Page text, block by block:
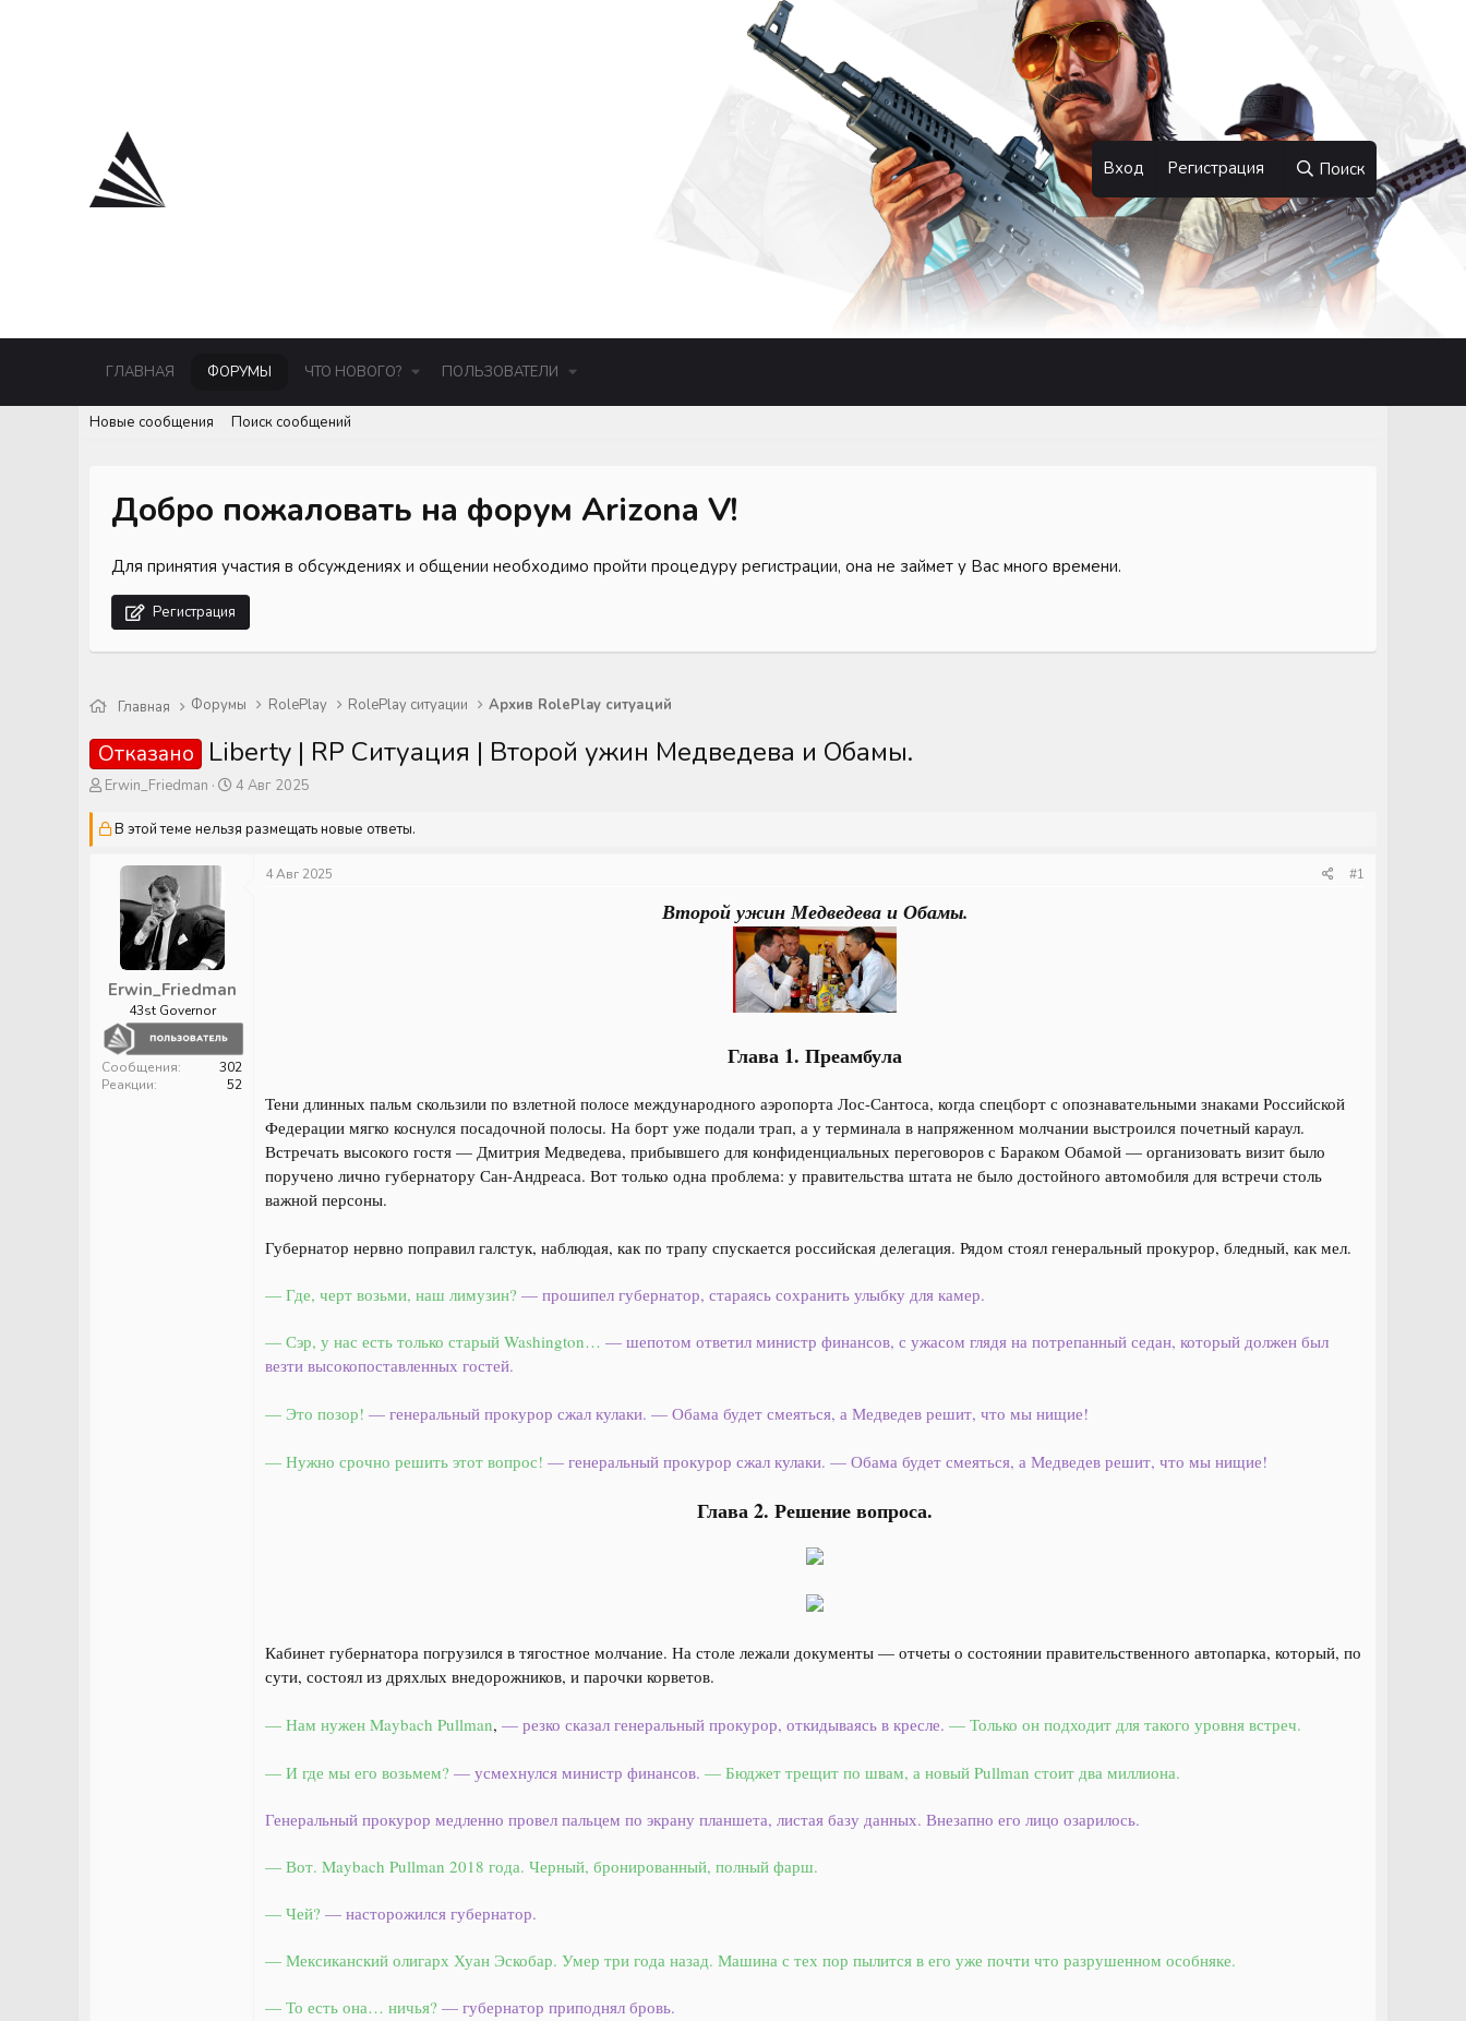
Вход Регистрация Поиск
ГЛАВНАЯ ФОРУМЫ ЧТО НОВОГО? ПОЛЬЗОВАТЕЛИ
Новые сообщения Поиск сообщений
Добро пожаловать на форум Arizona V!
Для принятия участия в обсуждениях и общении необходимо пройти процедуру регистрации, она не займет у Вас много времени.
Регистрация
Главная Форумы RolePlay RolePlay ситуации Архив RolePlay ситуаций
Отказано Liberty | RP Ситуация | Второй ужин Медведева и Обамы.
А
т
Erwin_Friedman
Д
т
4 Авг 2025
В этой теме нельзя размещать новые ответы.
Erwin_Friedman
43st Governor
Сообщения
302
Реакции
52
4 Авг 2025 #1
Второй ужин Медведева и Обамы.
Глава 1. Преамбула
Тени длинных пальм скользили по взлетной полосе международного аэропорта Лос-Сантоса, когда спецборт с опознавательными знаками Российской
Федерации мягко коснулся посадочной полосы. На борт уже подали трап, а у терминала в напряженном молчании выстроился почетный караул.
Встречать высокого гостя — Дмитрия Медведева, прибывшего для конфиденциальных переговоров с Бараком Обамой — организовать визит было
поручено лично губернатору Сан-Андреаса. Вот только одна проблема: у правительства штата не было достойного автомобиля для встречи столь
важной персоны.
Губернатор нервно поправил галстук, наблюдая, как по трапу спускается российская делегация. Рядом стоял генеральный прокурор, бледный, как мел.
— Где, черт возьми, наш лимузин? — прошипел губернатор, стараясь сохранить улыбку для камер.
— Сэр, у нас есть только старый Washington… — шепотом ответил министр финансов, с ужасом глядя на потрепанный седан, который должен был
везти высокопоставленных гостей.
— Это позор! — генеральный прокурор сжал кулаки. — Обама будет смеяться, а Медведев решит, что мы нищие!
— Нужно срочно решить этот вопрос! — генеральный прокурор сжал кулаки. — Обама будет смеяться, а Медведев решит, что мы нищие!
Глава 2. Решение вопроса.
Кабинет губернатора погрузился в тягостное молчание. На столе лежали документы — отчеты о состоянии правительственного автопарка, который, по
сути, состоял из дряхлых внедорожников, и парочки корветов.
— Нам нужен Maybach Pullman, — резко сказал генеральный прокурор, откидываясь в кресле. — Только он подходит для такого уровня встреч.
— И где мы его возьмем? — усмехнулся министр финансов. — Бюджет трещит по швам, а новый Pullman стоит два миллиона.
Генеральный прокурор медленно провел пальцем по экрану планшета, листая базу данных. Внезапно его лицо озарилось.
— Вот. Maybach Pullman 2018 года. Черный, бронированный, полный фарш.
— Чей? — насторожился губернатор.
— Мексиканский олигарх Хуан Эскобар. Умер три года назад. Машина с тех пор пылится в его уже почти что разрушенном особняке.
— То есть она… ничья? — губернатор приподнял бровь.